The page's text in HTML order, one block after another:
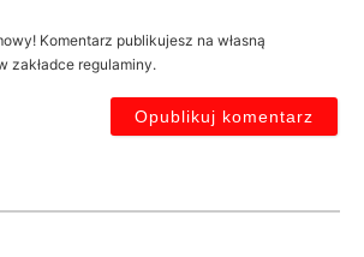
Komentarz publikujesz na własną
zakładce regulaminy.